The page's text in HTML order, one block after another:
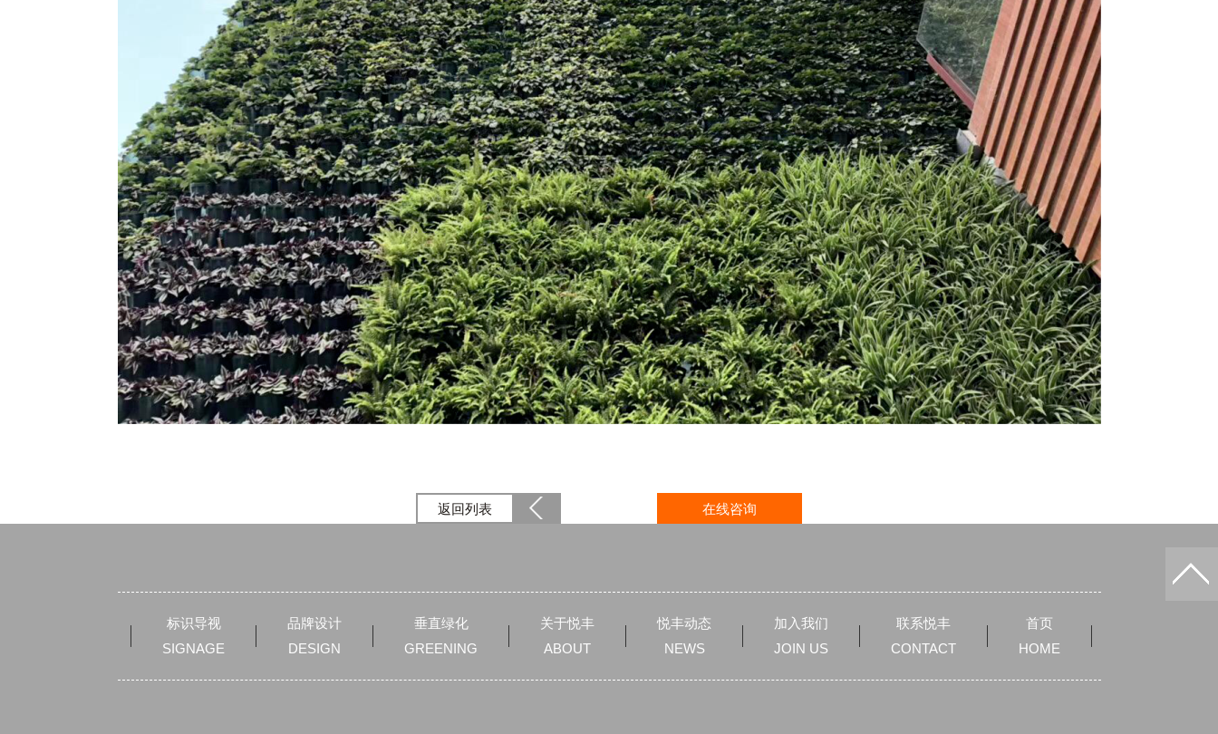
返回列表 在线咨询
标识导视
SIGNAGE
品牌设计
DESIGN
垂直绿化
GREENING
关于悦丰
ABOUT
悦丰动态
NEWS
加入我们
JOIN US
联系悦丰
CONTACT
首页
HOME